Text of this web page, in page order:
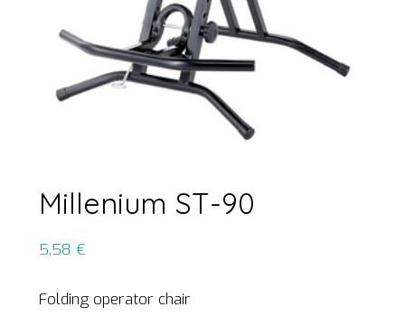
Millenium ST-90
5,58 €
Folding operator chair